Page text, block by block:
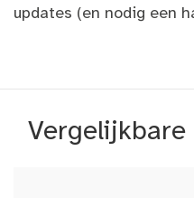
updates (en nodig een